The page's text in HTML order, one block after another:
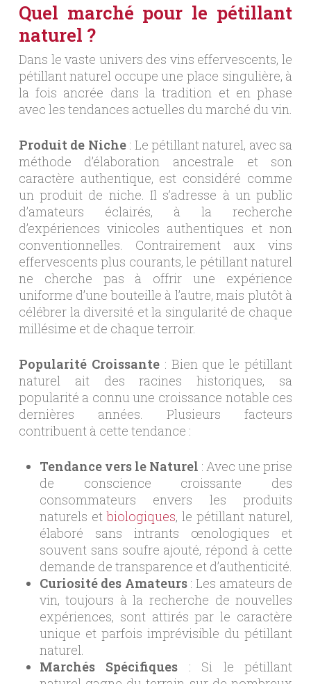
Quel marché pour le pétillant
naturel ?
Dans le vaste univers des vins effervescents, le
pétillant naturel occupe une place singulière, à
la fois ancrée dans la tradition et en phase
avec les tendances actuelles du marché du vin.
Produit de Niche: Le pétillant naturel, avec sa
méthode d’élaboration ancestrale et son
caractère authentique, est considéré comme
un produit de niche. Il s’adresse à un public
d’amateurs éclairés, à la recherche
d’expériences vinicoles authentiques et non
conventionnelles. Contrairement aux vins
effervescents plus courants, le pétillant naturel
ne cherche pas à offrir une expérience
uniforme d’une bouteille à l’autre, mais plutôt à
célébrer la diversité et la singularité de chaque
millésime et de chaque terroir.
Popularité Croissante: Bien que le pétillant
naturel ait des racines historiques, sa
popularité a connu une croissance notable ces
dernières années. Plusieurs facteurs
contribuent à cette tendance :
Tendance vers le Naturel : Avec une prise
de conscience croissante des
consommateurs envers les produits
naturels etbiologiques, le pétillant naturel,
élaboré sans intrants œnologiques et
souvent sans soufre ajouté, répond à cette
demande de transparence et d’authenticité.
Curiosité des Amateurs: Les amateurs de
vin, toujours à la recherche de nouvelles
expériences, sont attirés par le caractère
unique et parfois imprévisible du pétillant
naturel.
Marchés Spécifiques : Si le pétillant